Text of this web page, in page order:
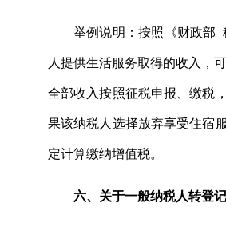
举例说明：按照《财政部
人提供生活服务取得的收入，
全部收入按照征税申报、缴税
果该纳税人选择放弃享受住宿
定计算缴纳增值税。
六、关于一般纳税人转登